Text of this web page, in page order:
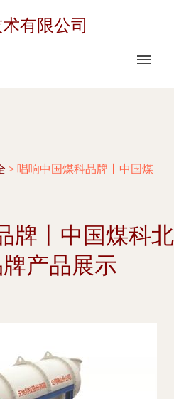
有限公司
> 唱响中国煤科品牌丨中国煤
牌丨中国煤科北
产品展示